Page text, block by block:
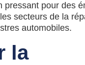
pressant pour des
secteurs de la
automobiles.
la